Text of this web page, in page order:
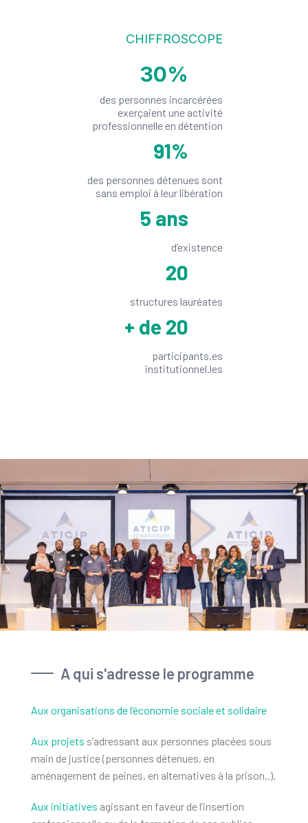
CHIFFROSCOPE
30%
des personnes incarcérées
exerçaient une activité
professionnelle en détention
91%
des personnes détenues sont
sans emploi à leur libération
5 ans
d’existence
20
structures lauréates
+ de 20
participants.es
institutionnel.les
A qui s'adresse le programme
Aux organisations de l’économie sociale et solidaire
Aux projets s’adressant aux personnes placées sous
main de justice (personnes détenues, en
aménagement de peines, en alternatives à la prison..).
Aux initiatives agissant en faveur de l’insertion